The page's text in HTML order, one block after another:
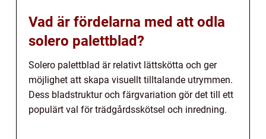
Vad är fördelarna med att odla
solero palettblad?
Solero palettblad är relativt lättskötta och ger
möjlighet att skapa visuellt tilltalande utrymmen.
Dess bladstruktur och färgvariation gör det till ett
populärt val för trädgårdsskötsel och inredning.